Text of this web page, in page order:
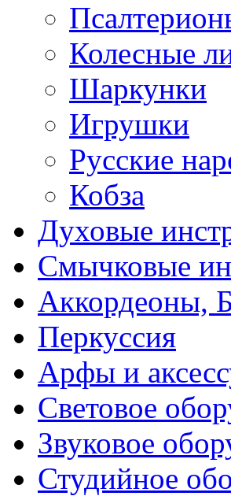
Колесные
Шаркунки
Игрушки
Русские
Кобза
Духовые
Смычковые
Аккордеоны,
Перкуссия
Арфы и
Световое
Звуковое
Студийное